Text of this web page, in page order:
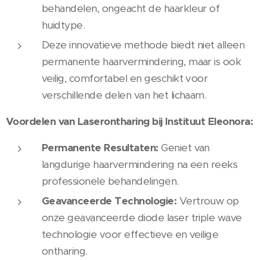
behandelen, ongeacht de haarkleur of
huidtype.
Deze innovatieve methode biedt niet alleen
permanente haarvermindering, maar is ook
veilig, comfortabel en geschikt voor
verschillende delen van het lichaam.
Voordelen van Laserontharing bij Instituut Eleonora:
Permanente Resultaten: Geniet van
langdurige haarvermindering na een reeks
professionele behandelingen.
Geavanceerde Technologie: Vertrouw op
onze geavanceerde diode laser triple wave
technologie voor effectieve en veilige
ontharing.